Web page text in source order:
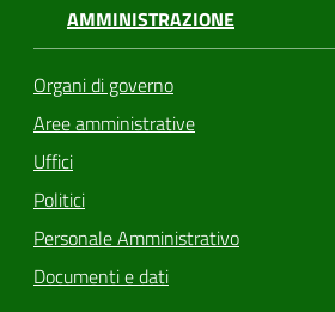
AMMINISTRAZIONE
Organi di governo
Aree amministrative
Uffici
Politici
Personale Amministrativo
Documenti e dati